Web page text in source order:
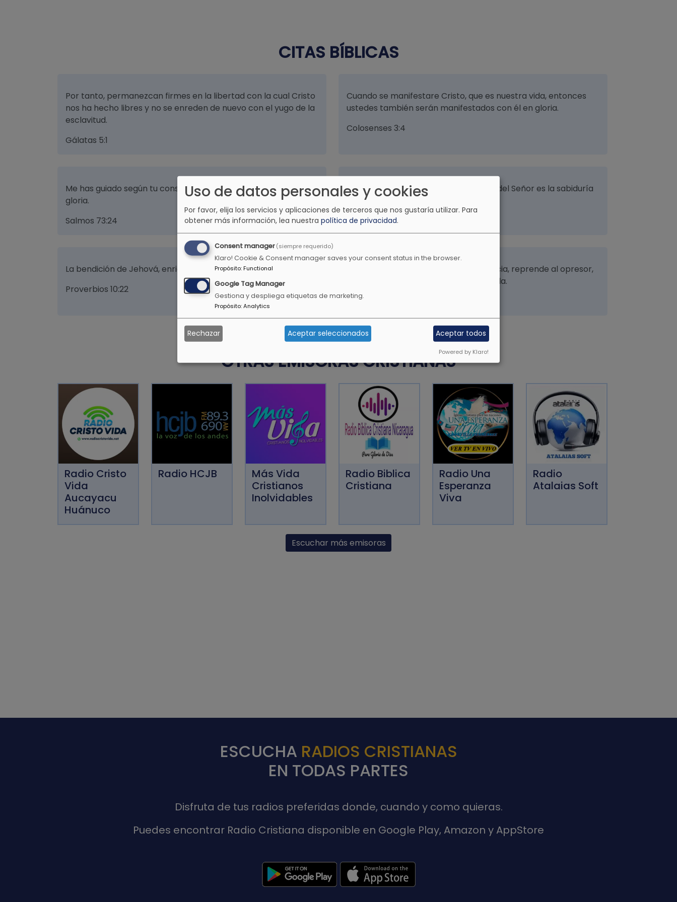
CITAS BÍBLICAS
Por tanto, permanezcan firmes en la libertad con la cual Cristo
nos ha hecho libres y no se enreden de nuevo con el yugo de la
esclavitud.
Gálatas 5:1
Cuando se manifestare Cristo, que es nuestra vida, entonces
ustedes también serán manifestados con él en gloria.
Colosenses 3:4
Me has guiado según tu consejo, y después me recibirás en la
gloria.
Salmos 73:24
Y dijo al hombre, he aquí que el temor del Señor es la sabiduría
y el apartarse del mal, la inteligencia.
Job 28:28
La bendición de Jehová, enriquece y no añade tristeza con ella.
Proverbios 10:22
Aprende a hacer el bien, busca la justicia, reprende al opresor,
defiende al huérfano, aboga por la viuda.
Isaías 1:17
OTRAS EMISORAS CRISTIANAS
Radio Cristo
Vida
Aucayacu
Huánuco
Radio HCJB
Más Vida
Cristianos
Inolvidables
Radio Biblica
Cristiana
Radio Una
Esperanza
Viva
Radio
Atalaias Soft
Escuchar más emisoras
ESCUCHA RADIOS CRISTIANAS
EN TODAS PARTES
Disfruta de tus radios preferidas donde, cuando y como quieras.
Puedes encontrar Radio Cristiana disponible en Google Play, Amazon y AppStore
Uso de datos personales y cookies
Por favor, elija los servicios y aplicaciones de terceros que nos gustaría utilizar. Para
obtener más información, lea nuestra política de privacidad.
Consent manager(siempre requerido)
Klaro! Cookie & Consent manager saves your consent status in the browser.
Propósito:Functional
Google Tag Manager
Gestiona y despliega etiquetas de marketing.
Propósito:Analytics
Rechazar Aceptar seleccionados Aceptar todos
Powered by Klaro!